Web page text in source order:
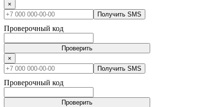
×
Получить SMS
Проверочный код
Проверить
×
Получить SMS
Проверочный код
Проверить